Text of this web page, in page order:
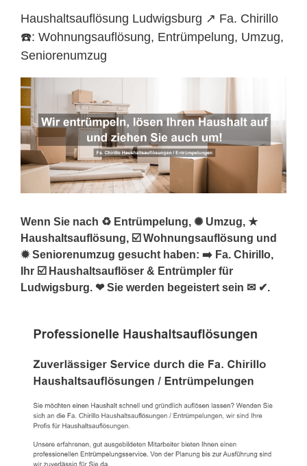
Haushaltsauflösung Ludwigsburg ↗️ Fa. Chirillo
☎️: Wohnungsauflösung, Entrümpelung, Umzug,
Seniorenumzug
Wenn Sie nach ♻ Entrümpelung, ✺ Umzug, ★
Haushaltsauflösung, ☑️ Wohnungsauflösung und
✹ Seniorenumzug gesucht haben: ➡️ Fa. Chirillo,
Ihr ☑️ Haushaltsauflöser & Entrümpler für
Ludwigsburg. ❤ Sie werden begeistert sein ✉ ✔.